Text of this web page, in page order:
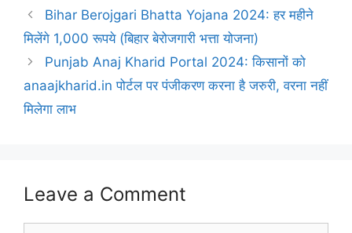
Bihar Berojgari Bhatta Yojana 2024: हर महीने
मिलेंगे 1,000 रूपये (बिहार बेरोजगारी भत्ता योजना)
Punjab Anaj Kharid Portal 2024: किसानों को
anaajkharid.in पोर्टल पर पंजीकरण करना है जरुरी, वरना नहीं
मिलेगा लाभ
Leave a Comment